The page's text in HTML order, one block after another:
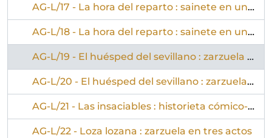
AG-L/17 - La hora del reparto : sainete en un acto, dividido en tres cuadros
AG-L/18 - La hora del reparto : sainete en un acto, dividido en tres cuadros
AG-L/19 - El huésped del sevillano : zarzuela en dos actos, el segundo dividido en dos cuadros, en prosa y verso
AG-L/20 - El huésped del sevillano : zarzuela en dos actos, el segundo dividido en dos cuadros, en prosa y verso
AG-L/21 - Las insaciables : historieta cómico-vodevilesca en doce cuadros y apoteosis considerados, como tres actos
AG-L/22 - Loza lozana : zarzuela en tres actos